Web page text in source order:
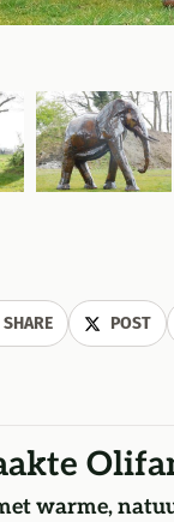
SHARE POST
warme,